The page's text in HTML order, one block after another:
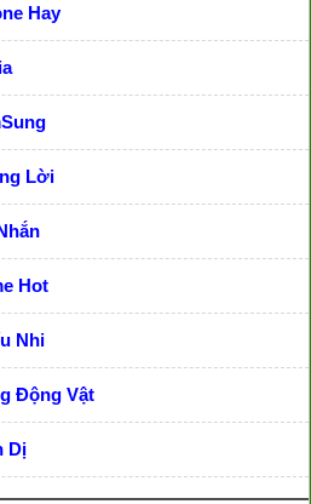
Hay
Lời
Hot
Nhi
Động Vật
Dị